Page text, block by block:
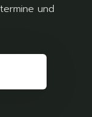
und